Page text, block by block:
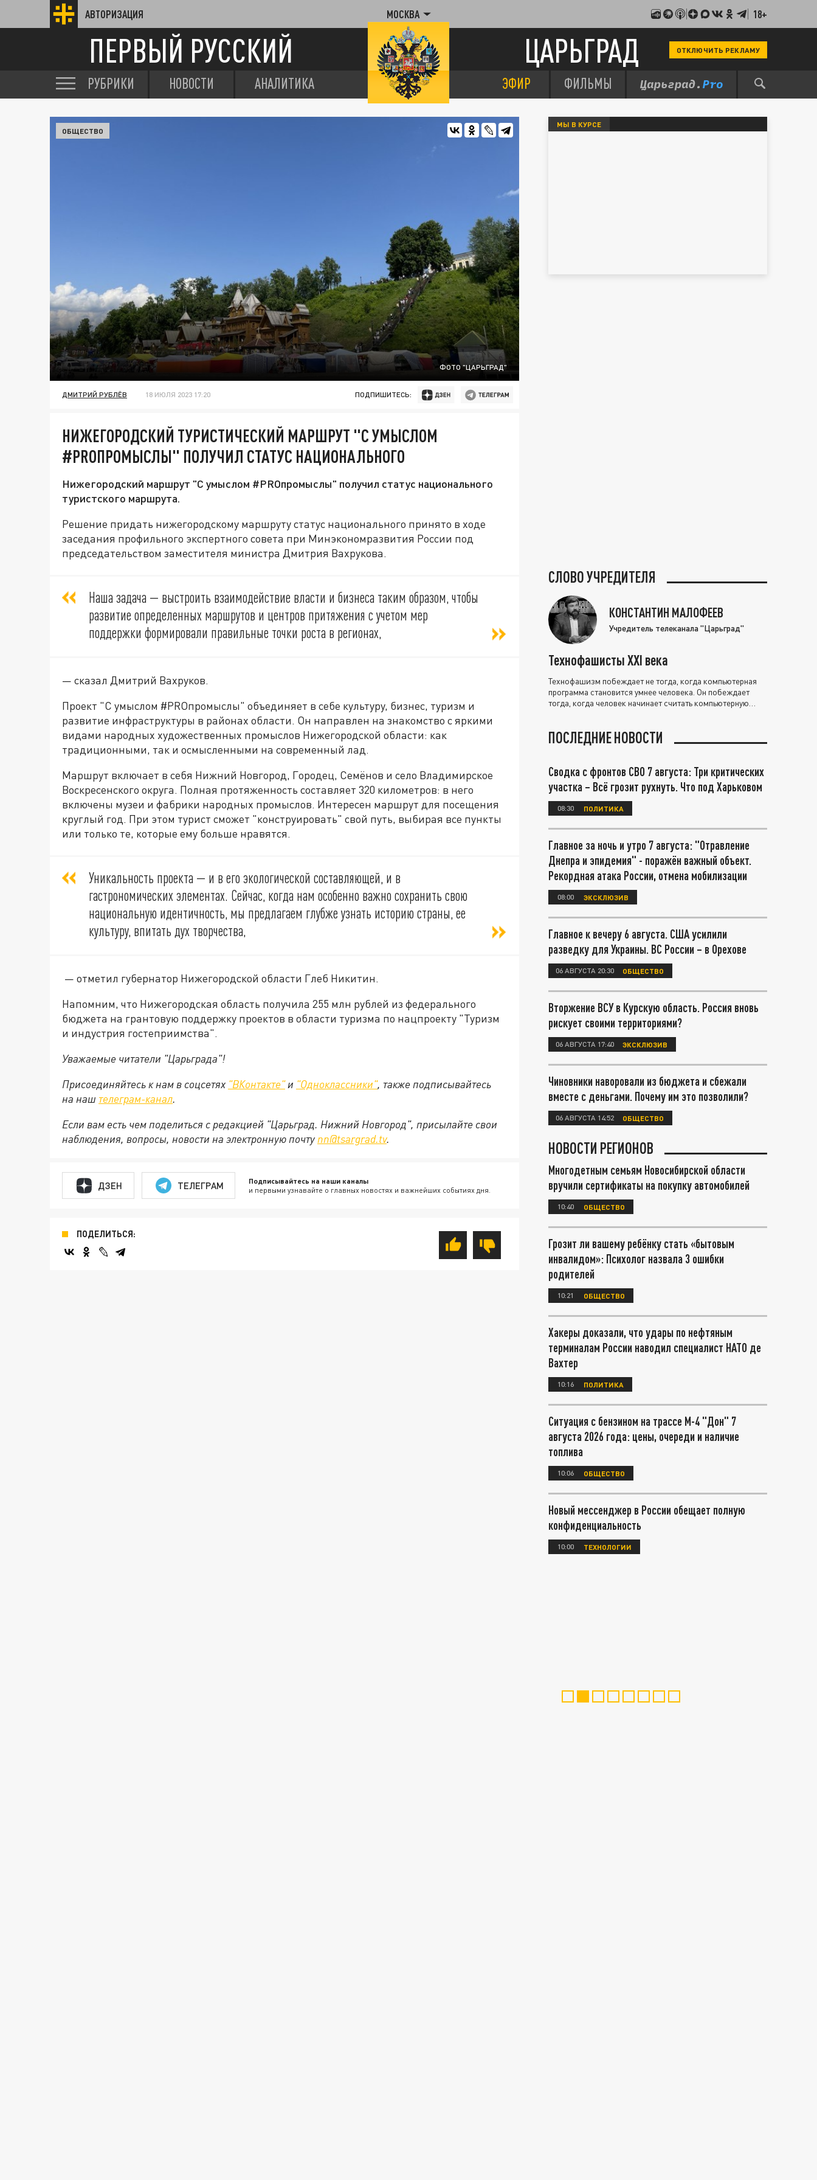
АВТОРИЗАЦИЯ МОСКВА 18+
ПЕРВЫЙ РУССКИЙ ЦАРЬГРАД ОТКЛЮЧИТЬ РЕКЛАМУ
РУБРИКИ НОВОСТИ АНАЛИТИКА ЭФИР ФИЛЬМЫ
ФОТО "ЦАРЬГРАД"
ОБЩЕСТВО
ДМИТРИЙ РУБЛЁВ 18 ИЮЛЯ 2023 17:20 ПОДПИШИТЕСЬ:
НИЖЕГОРОДСКИЙ ТУРИСТИЧЕСКИЙ МАРШРУТ "С УМЫСЛОМ
#PROПРОМЫСЛЫ" ПОЛУЧИЛ СТАТУС НАЦИОНАЛЬНОГО
Нижегородский маршрут "С умыслом #PRОпромыслы" получил статус национального
туристского маршрута.
Решение придать нижегородскому маршруту статус национального принято в ходе
заседания профильного экспертного совета при Минэкономразвития России под
председательством заместителя министра Дмитрия Вахрукова.
Наша задача — выстроить взаимодействие власти и бизнеса таким образом, чтобы
развитие определенных маршрутов и центров притяжения с учетом мер
поддержки формировали правильные точки роста в регионах,
— сказал Дмитрий Вахруков.
Проект "С умыслом #PRОпромыслы" объединяет в себе культуру, бизнес, туризм и
развитие инфраструктуры в районах области. Он направлен на знакомство с яркими
видами народных художественных промыслов Нижегородской области: как
традиционными, так и осмысленными на современный лад.
Маршрут включает в себя Нижний Новгород, Городец, Семёнов и село Владимирское
Воскресенского округа. Полная протяженность составляет 320 километров: в него
включены музеи и фабрики народных промыслов. Интересен маршрут для посещения
круглый год. При этом турист сможет "конструировать" свой путь, выбирая все пункты
или только те, которые ему больше нравятся.
Уникальность проекта — и в его экологической составляющей, и в
гастрономических элементах. Сейчас, когда нам особенно важно сохранить свою
национальную идентичность, мы предлагаем глубже узнать историю страны, ее
культуру, впитать дух творчества,
— отметил губернатор Нижегородской области Глеб Никитин.
Напомним, что Нижегородская область получила 255 млн рублей из федерального
бюджета на грантовую поддержку проектов в области туризма по нацпроекту "Туризм
и индустрия гостеприимства".
Уважаемые читатели "Царьграда"!
Присоединяйтесь к нам в соцсетях "ВКонтакте"и "Одноклассники", также подписывайтесь
на наш телеграм-канал.
Если вам есть чем поделиться с редакцией "Царьград. Нижний Новгород", присылайте свои
наблюдения, вопросы, новости на электронную почту nn@tsargrad.tv.
ДЗЕН ТЕЛЕГРАМ Подписывайтесь на наши каналы
и первыми узнавайте о главных новостях и важнейших событиях дня.
ПОДЕЛИТЬСЯ:
МЫ В КУРСЕ
СЛОВО УЧРЕДИТЕЛЯ
КОНСТАНТИН МАЛОФЕЕВ
Учредитель телеканала "Царьград"
Технофашисты XXI века
Технофашизм побеждает не тогда, когда компьютерная
программа становится умнее человека. Он побеждает
тогда, когда человек начинает считать компьютерную
ПОСЛЕДНИЕ НОВОСТИ
Сводка с фронтов СВО 7 августа: Три критических
участка – Всё грозит рухнуть. Что под Харьковом
08:30 ПОЛИТИКА
Главное за ночь и утро 7 августа: "Отравление
Днепра и эпидемия" - поражён важный объект.
Рекордная атака России, отмена мобилизации
08:00 ЭКСКЛЮЗИВ
Главное к вечеру 6 августа. США усилили
разведку для Украины. ВС России – в Орехове
06 АВГУСТА 20:30 ОБЩЕСТВО
Вторжение ВСУ в Курскую область. Россия вновь
рискует своими территориями?
06 АВГУСТА 17:40 ЭКСКЛЮЗИВ
Чиновники наворовали из бюджета и сбежали
вместе с деньгами. Почему им это позволили?
06 АВГУСТА 14:52 ОБЩЕСТВО
НОВОСТИ РЕГИОНОВ
Многодетным семьям Новосибирской области
вручили сертификаты на покупку автомобилей
10:40 ОБЩЕСТВО
Грозит ли вашему ребёнку стать «бытовым
инвалидом»: Психолог назвала 3 ошибки
родителей
10:21 ОБЩЕСТВО
Хакеры доказали, что удары по нефтяным
терминалам России наводил специалист НАТО де
Вахтер
10:16 ПОЛИТИКА
Ситуация с бензином на трассе М-4 "Дон" 7
августа 2026 года: цены, очереди и наличие
топлива
10:06 ОБЩЕСТВО
Новый мессенджер в России обещает полную
конфиденциальность
10:00 ТЕХНОЛОГИИ